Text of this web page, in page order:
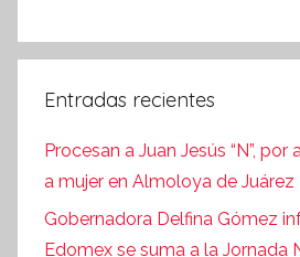
Entradas recientes
Procesan a Juan Jesús “N”,
a mujer en Almoloya de Juárez
Gobernadora Delfina Gómez
Edomex se suma a la Jornada